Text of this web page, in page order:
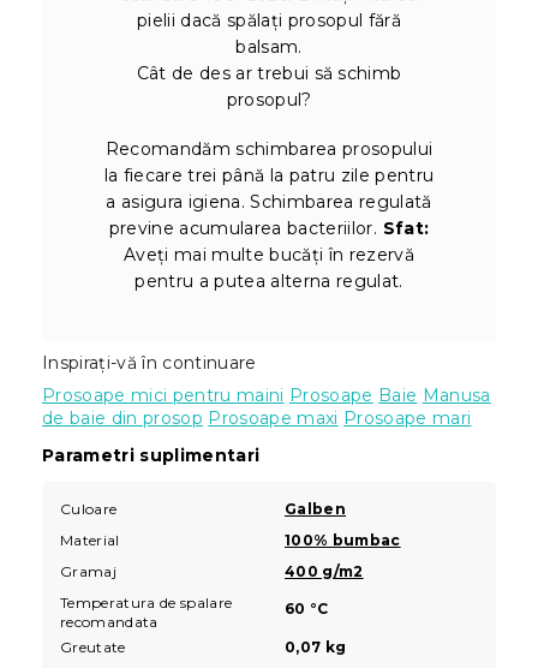
pielii dacă spălați prosopul fără
balsam.
Cât de des ar trebui să schimb
prosopul?
Recomandăm schimbarea prosopului
la fiecare trei până la patru zile pentru
a asigura igiena. Schimbarea regulată
previne acumularea bacteriilor. Sfat:
Aveți mai multe bucăți în rezervă
pentru a putea alterna regulat.
Inspirați-vă în continuare
Prosoape mici pentru maini Prosoape Baie Manusa
de baie din prosop Prosoape maxi Prosoape mari
Parametri suplimentari
Culoare
Galben
Material
100% bumbac
Gramaj
400 g/m2
Temperatura de spalare
recomandata
60 °C
Greutate
0,07 kg